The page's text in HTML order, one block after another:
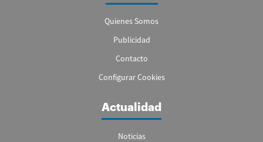
Quienes Somos
Publicidad
Contacto
Configurar Cookies
Actualidad
Noticias